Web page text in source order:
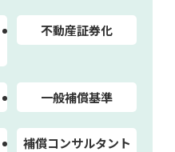
不動産証券化
一般補償基準
補償コンサルタント